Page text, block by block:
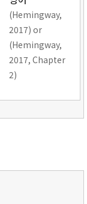
(Hemingway,
2017) or
(Hemingway,
2017, Chapter
2)